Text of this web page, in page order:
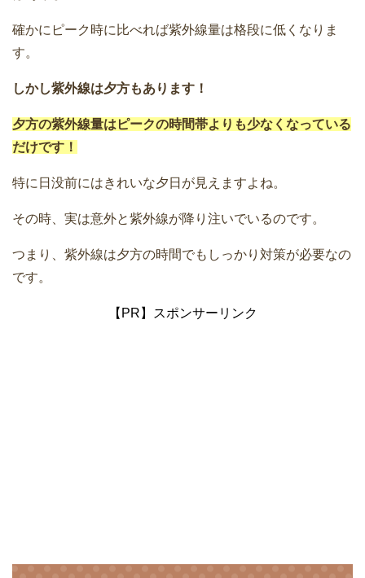
確かにピーク時に比べれば紫外線量は格段に低くなりま
す。
しかし紫外線は夕方もあります！
夕方の紫外線量はピークの時間帯よりも少なくなっている
だけです！
特に日没前にはきれいな夕日が見えますよね。
その時、実は意外と紫外線が降り注いでいるのです。
つまり、紫外線は夕方の時間でもしっかり対策が必要なの
です。
【PR】スポンサーリンク